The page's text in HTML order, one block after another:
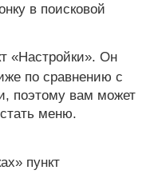
в поисковой
«Настройки». Он
по сравнению с
поэтому вам может
меню.
пункт